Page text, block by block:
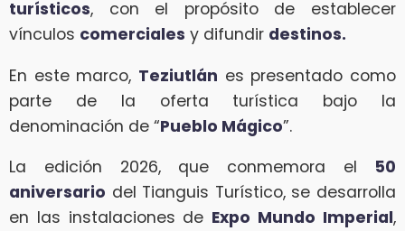
turísticos, con el propósito de establecer
vínculos comerciales y difundir destinos.
En este marco, Teziutlán es presentado como
parte de la oferta turística bajo la
denominación de “Pueblo Mágico”.
La edición 2026, que conmemora el 50
aniversario del Tianguis Turístico, se desarrolla
en las instalaciones de Expo Mundo Imperial,